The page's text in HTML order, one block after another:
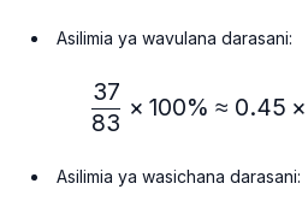
Asilimia ya wavulana darasani:
83
37
× 100% ≈ 0.45 ×
Asilimia ya wasichana darasani: